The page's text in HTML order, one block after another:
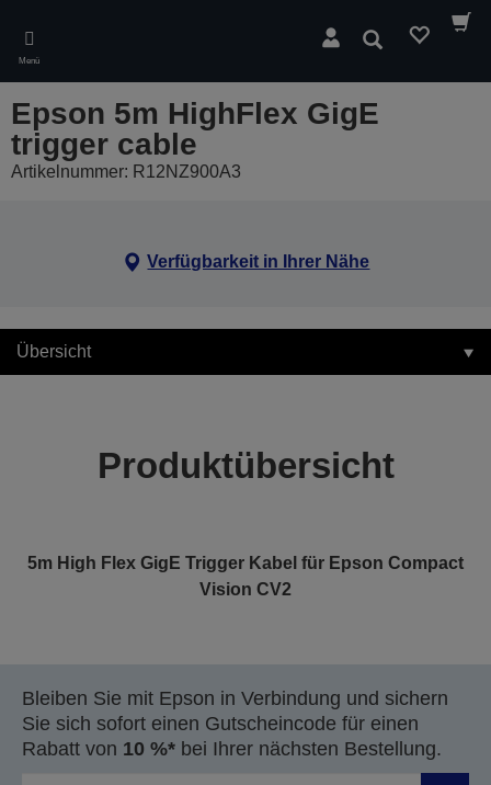
main
content
Menü
Suchen
Epson 5m HighFlex GigE
trigger cable
Artikelnummer: R12NZ900A3
Verfügbarkeit in Ihrer Nähe
Übersicht
Produktübersicht
5m High Flex GigE Trigger Kabel für Epson Compact
Vision CV2
Bleiben Sie mit Epson in Verbindung und sichern
Sie sich sofort einen Gutscheincode für einen
Rabatt von 10 %* bei Ihrer nächsten Bestellung.